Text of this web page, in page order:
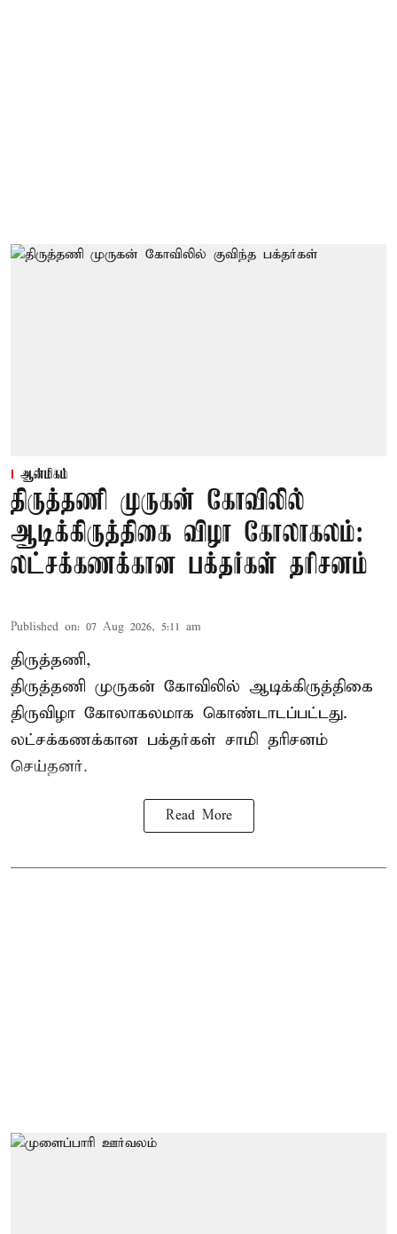
ஆன்மிகம்
திருத்தணி முருகன் கோவிலில்
ஆடிக்கிருத்திகை விழா கோலாகலம்:
லட்சக்கணக்கான பக்தர்கள் தரிசனம்
Published on: 07 Aug 2026, 5:11 am
திருத்தணி,
திருத்தணி முருகன் கோவிலில் ஆடிக்கிருத்திகை
திருவிழா கோலாகலமாக கொண்டாடப்பட்டது.
லட்சக்கணக்கான பக்தர்கள் சாமி தரிசனம்
செய்தனர்.
Read More